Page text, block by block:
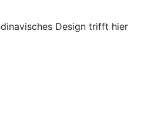
Design trifft hier